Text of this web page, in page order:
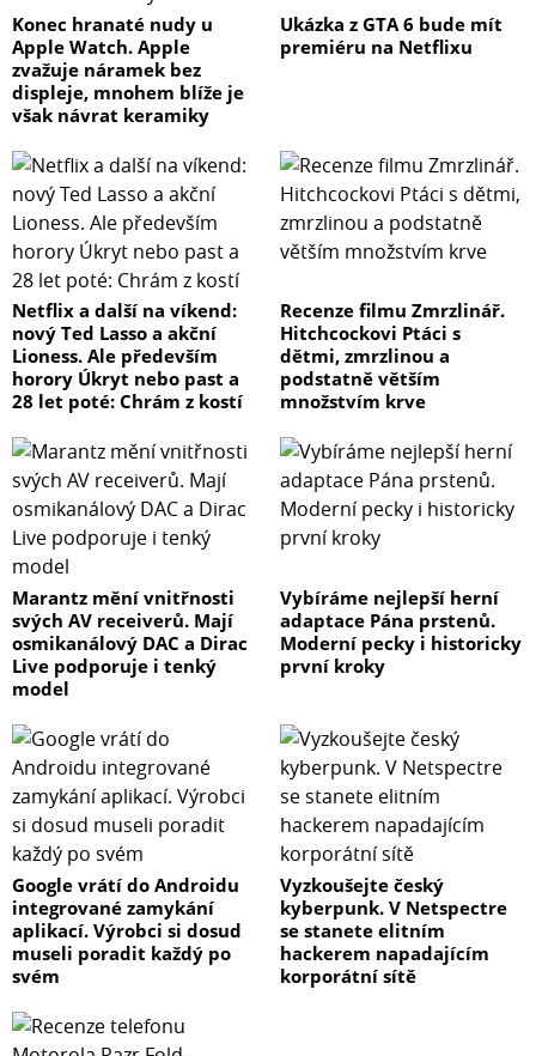
Konec hranaté nudy u
Apple Watch. Apple
zvažuje náramek bez
displeje, mnohem blíže je
však návrat keramiky
Ukázka z GTA 6 bude mít
premiéru na Netflixu
Netflix a další na víkend:
nový Ted Lasso a akční
Lioness. Ale především
horory Úkryt nebo past a
28 let poté: Chrám z kostí
Recenze filmu Zmrzlinář.
Hitchcockovi Ptáci s
dětmi, zmrzlinou a
podstatně větším
množstvím krve
Marantz mění vnitřnosti
svých AV receiverů. Mají
osmikanálový DAC a Dirac
Live podporuje i tenký
model
Vybíráme nejlepší herní
adaptace Pána prstenů.
Moderní pecky i historicky
první kroky
Google vrátí do Androidu
integrované zamykání
aplikací. Výrobci si dosud
museli poradit každý po
svém
Vyzkoušejte český
kyberpunk. V Netspectre
se stanete elitním
hackerem napadajícím
korporátní sítě